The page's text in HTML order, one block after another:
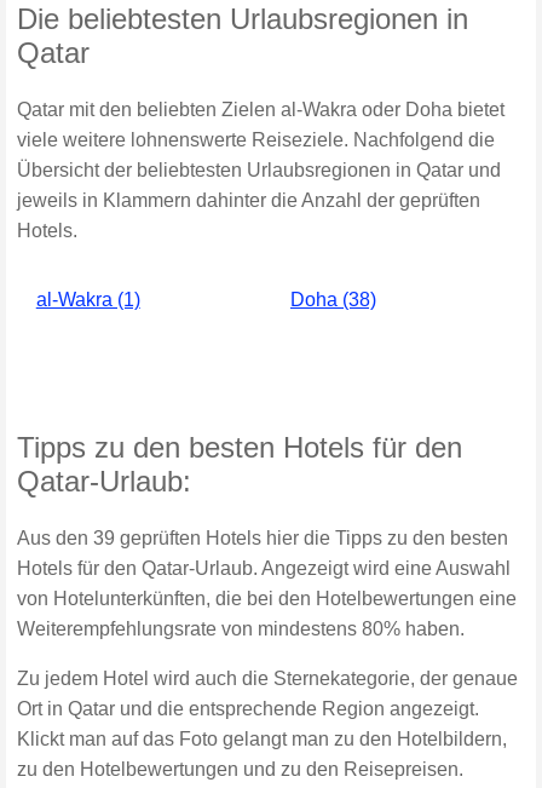
Die beliebtesten Urlaubsregionen in
Qatar
Qatar mit den beliebten Zielen al-Wakra oder Doha bietet
viele weitere lohnenswerte Reiseziele. Nachfolgend die
Übersicht der beliebtesten Urlaubsregionen in Qatar und
jeweils in Klammern dahinter die Anzahl der geprüften
Hotels.
al-Wakra (1) Doha (38)
Tipps zu den besten Hotels für den
Qatar-Urlaub:
Aus den 39 geprüften Hotels hier die Tipps zu den besten
Hotels für den Qatar-Urlaub. Angezeigt wird eine Auswahl
von Hotelunterkünften, die bei den Hotelbewertungen eine
Weiterempfehlungsrate von mindestens 80% haben.
Zu jedem Hotel wird auch die Sternekategorie, der genaue
Ort in Qatar und die entsprechende Region angezeigt.
Klickt man auf das Foto gelangt man zu den Hotelbildern,
zu den Hotelbewertungen und zu den Reisepreisen.